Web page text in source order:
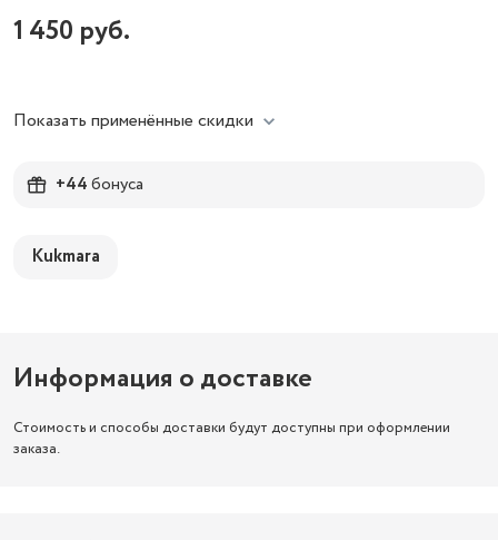
1 450 руб.
Показать применённые скидки
+44бонуса
Kukmara
Информация о доставке
Стоимость и способы доставки будут доступны при оформлении
заказа.